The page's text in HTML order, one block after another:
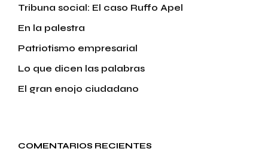
Tribuna social: El caso Ruffo Apel
En la palestra
Patriotismo empresarial
Lo que dicen las palabras
El gran enojo ciudadano
COMENTARIOS RECIENTES